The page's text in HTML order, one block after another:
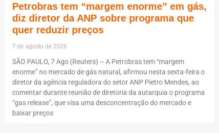
Petrobras tem “margem enorme” em gás,
diz diretor da ANP sobre programa que
quer reduzir preços
7 de agosto de 2026
SÃO PAULO, 7 Ago (Reuters) – A Petrobras tem “margem
enorme” no mercado de gás natural, afirmou nesta sexta-feira o
diretor da agência reguladora do setor ANP Pietro Mendes, ao
comentar durante reunião de diretoria da autarquia o programa
“gas release”, que visa uma desconcentração do mercado e
baixar preços